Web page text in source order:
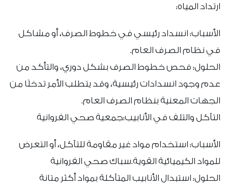
ارتداد المياه:
الأسباب: انسداد رئيسي في خطوط الصرف، أو مشاكل
في نظام الصرف العام.
الحلول: فحص خطوط الصرف بشكل دوري، والتأكد من
عدم وجود انسدادات رئيسية، وقد يتطلب الأمر تدخلًا من
الجهات المعنية بنظام الصرف العام.
التآكل والتلف في الأنابيب:جمعية صحي الفروانية
الأسباب: استخدام مواد غير مقاومة للتآكل، أو التعرض
للمواد الكيميائية القوية.سباك صحي الفروانية
الحلول: استبدال الأنابيب المتآكلة بمواد أكثر متانة